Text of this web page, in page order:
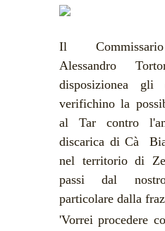
Il
Alessandro
disposizionea
verifichino la
al Tar contro
discarica di Cà
nel territorio di
passi dal
particolare dalla
'Vorrei procedere